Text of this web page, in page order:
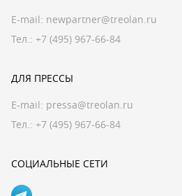
E-mail: newpartner@treolan.ru
Тел.: +7 (495) 967-66-84
ДЛЯ ПРЕССЫ
E-mail: pressa@treolan.ru
Тел.: +7 (495) 967-66-84
СОЦИАЛЬНЫЕ СЕТИ